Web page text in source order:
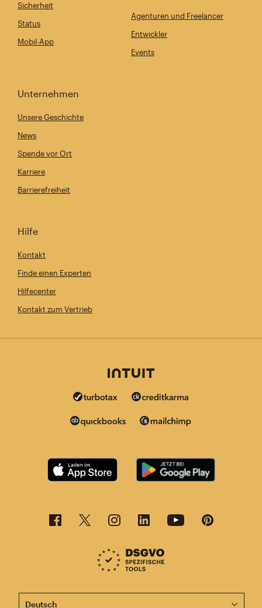
Sicherheit
Status
Mobil-App
Agenturen und Freelancer
Entwickler
Events
Unternehmen
Unsere Geschichte
News
Spende vor Ort
Karriere
Barrierefreiheit
Hilfe
Kontakt
Finde einen Experten
Hilfecenter
Kontakt zum Vertrieb
Diese Seite ist jetzt auch in anderen Sprachen